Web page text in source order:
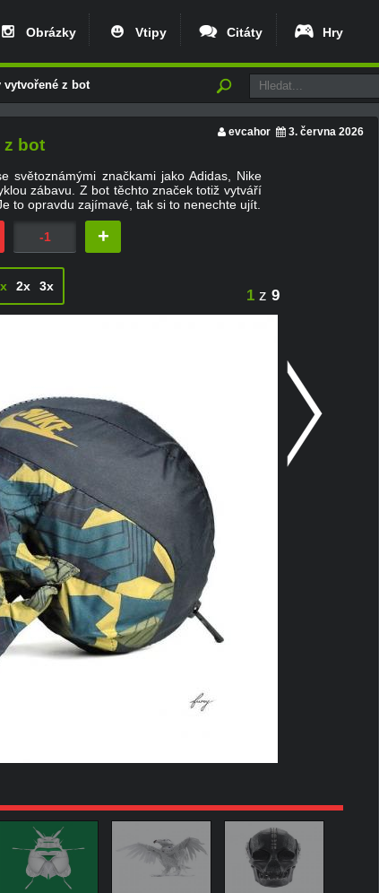
Obrázky Vtipy Citáty Hry
vytvořené z bot
z bot
evcahor 3. června 2026
světoznámými značkami jako Adidas, Nike
zábavu. Z bot těchto značek totiž vytváří
to opravdu zajímavé, tak si to nenechte ujít.
-1 +
2x 3x 1 z 9